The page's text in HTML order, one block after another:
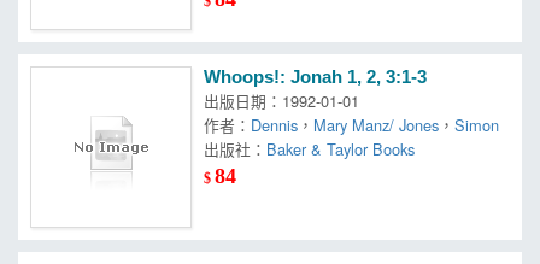
Whoops!: Jonah 1, 2, 3:1-3
出版日期：1992-01-01
作者： Dennis ， Mary Manz/ Jones ，Simon
出版社： Baker & Taylor Books
$84